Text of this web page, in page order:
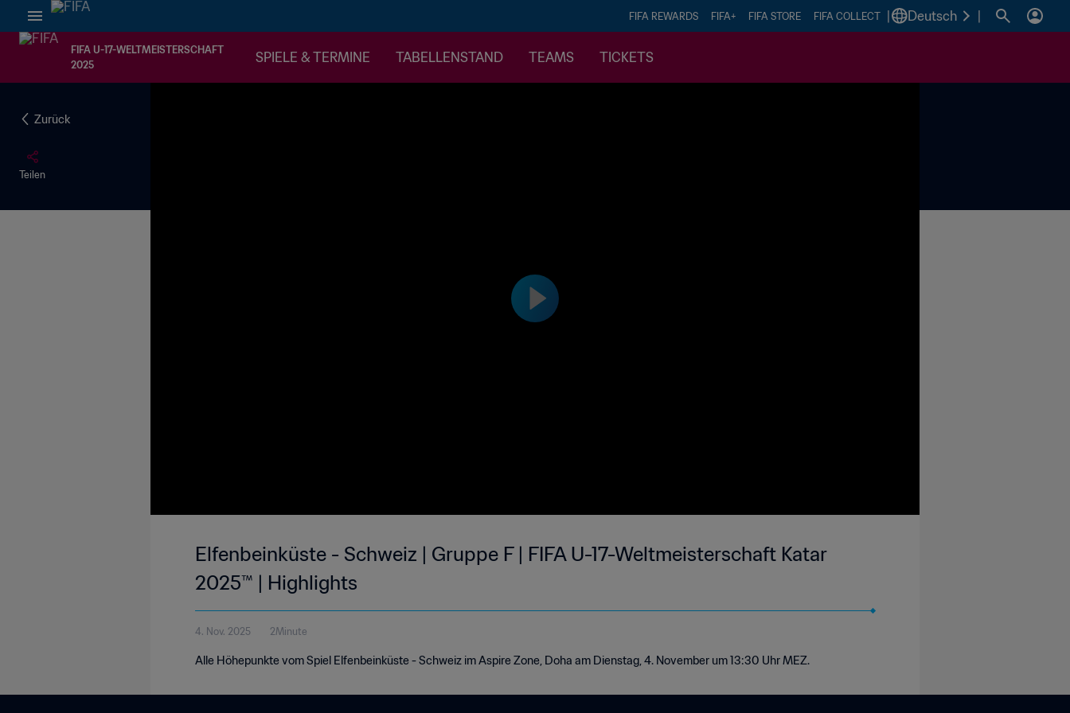
FIFA REWARDS FIFA+ FIFA STORE FIFA COLLECT Deutsch
FIFA U-17-WELTMEISTERSCHAFT
2025
SPIELE & TERMINE TABELLENSTAND TEAMS TICKETS
Zurück
Teilen
Elfenbeinküste - Schweiz | Gruppe F | FIFA U-17-Weltmeisterschaft Katar
2025™ | Highlights
4. Nov. 2025 2Minute
Alle Höhepunkte vom Spiel Elfenbeinküste - Schweiz im Aspire Zone, Doha am Dienstag, 4. November um 13:30 Uhr MEZ.